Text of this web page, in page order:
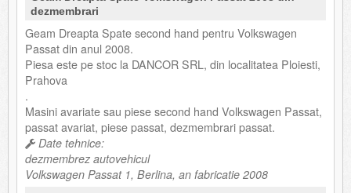
dezmembrari
Geam Dreapta Spate second hand pentru Volkswagen
Passat din anul 2008.
Piesa este pe stoc la DANCOR SRL, din localitatea Ploiesti,
Prahova
.
Masini avariate sau piese second hand Volkswagen Passat,
passat avariat, piese passat, dezmembrari passat.
Date tehnice:
dezmembrez autovehicul
Volkswagen Passat 1, Berlina, an fabricatie 2008